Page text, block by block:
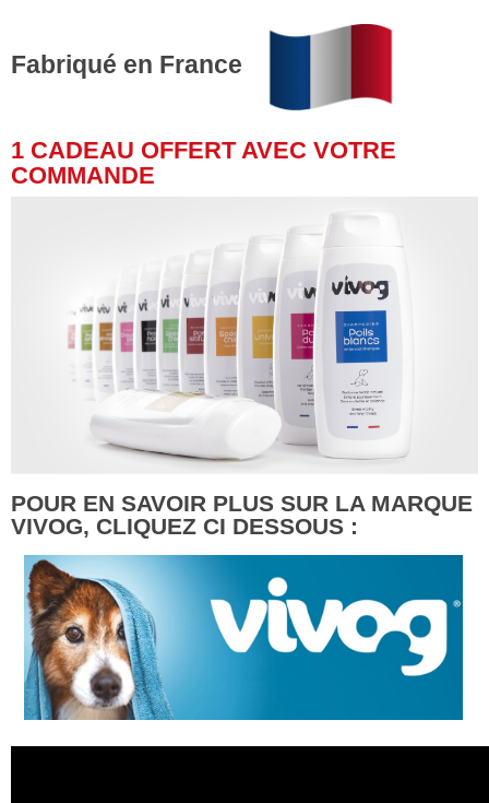
Fabriqué en France
1 CADEAU OFFERT AVEC VOTRE
COMMANDE
POUR EN SAVOIR PLUS SUR LA MARQUE
VIVOG, CLIQUEZ CI DESSOUS :